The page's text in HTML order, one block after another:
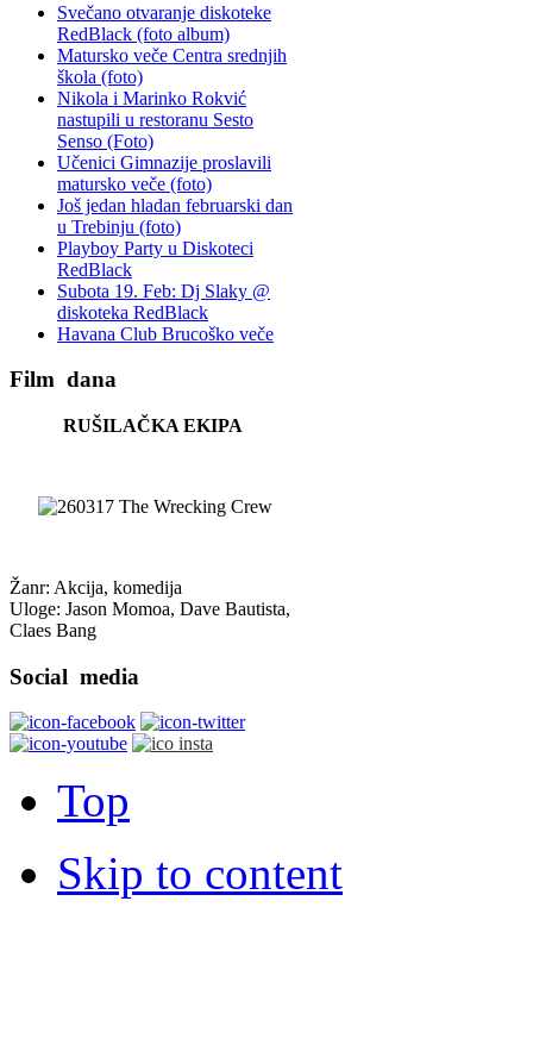
Svečano otvaranje diskoteke
RedBlack (foto album)
Matursko veče Centra srednjih
škola (foto)
Nikola i Marinko Rokvić
nastupili u restoranu Sesto
Senso (Foto)
Učenici Gimnazije proslavili
matursko veče (foto)
Još jedan hladan februarski dan
u Trebinju (foto)
Playboy Party u Diskoteci
RedBlack
Subota 19. Feb: Dj Slaky @
diskoteka RedBlack
Havana Club Brucoško veče
Film dana
RUŠILAČKA EKIPA
Žanr: Akcija, komedija
Uloge: Jason Momoa, Dave Bautista,
Claes Bang
Social media
Top
Skip to content